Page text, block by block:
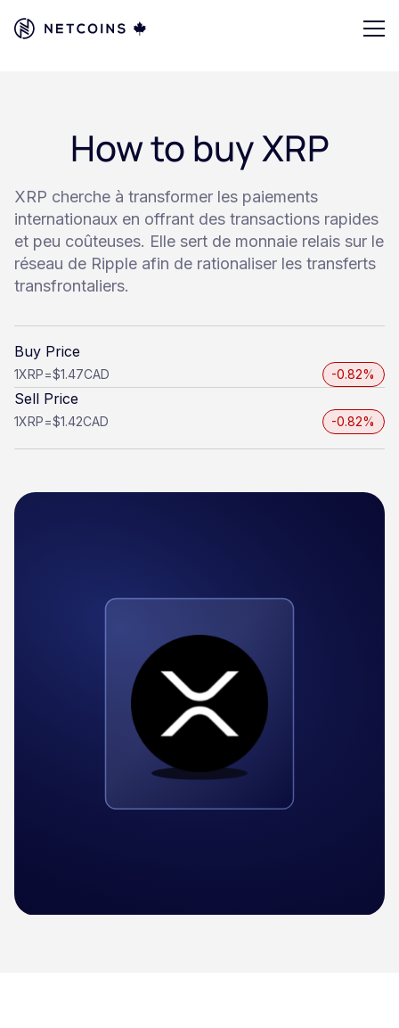
How to buy XRP
XRP cherche à transformer les paiements
internationaux en offrant des transactions rapides
et peu coûteuses. Elle sert de monnaie relais sur le
réseau de Ripple afin de rationaliser les transferts
transfrontaliers.
Buy Price
1XRP=$1.47CAD -0.82%
Sell Price
1XRP=$1.42CAD -0.82%